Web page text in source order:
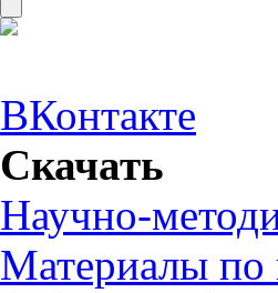
ВКонтакте
Скачать
Научно-
Материалы по